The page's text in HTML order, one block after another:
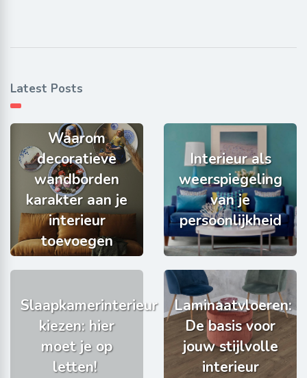
Latest Posts
Waarom
decoratieve
wandborden
karakter aan je
interieur
toevoegen
Interieur als
weerspiegeling
van je
persoonlijkheid
Slaapkamerinterieur
kiezen: hier
moet je op
letten!
Laminaatvloeren:
De basis voor
jouw stijlvolle
interieur